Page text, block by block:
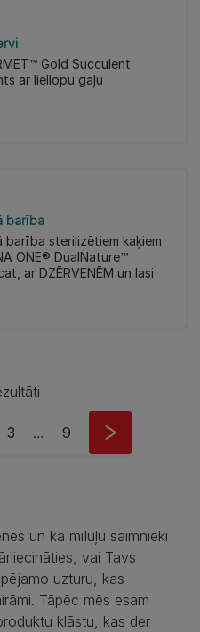
Gold Succulent
ar liellopu gaļu
barība
barība sterilizētiem kaķiem
ONE® DualNature™
ar DZĒRVENĒM un lasi
page
Page
3 … Last page
9
un kā mīluļu saimnieki
vai Tavs
uzturu, kas
Tāpēc mēs esam
klāstu, kas der